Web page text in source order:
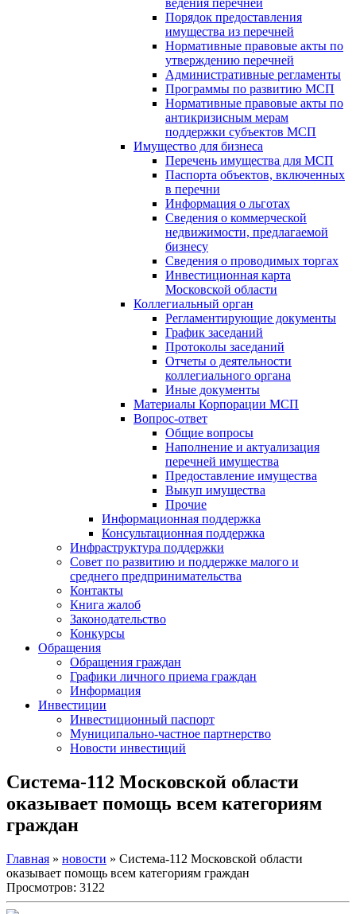
Порядок предоставления
имущества из перечней
Нормативные правовые акты по
утверждению перечней
Административные регламенты
Программы по развитию МСП
Нормативные правовые акты по
антикризисным мерам
поддержки субъектов МСП
Имущество для бизнеса
Перечень имущества для МСП
Паспорта объектов, включенных
в перечни
Информация о льготах
Сведения о коммерческой
недвижимости, предлагаемой
бизнесу
Сведения о проводимых торгах
Инвестиционная карта
Московской области
Коллегиальный орган
Регламентирующие документы
График заседаний
Протоколы заседаний
Отчеты о деятельности
коллегиального органа
Иные документы
Материалы Корпорации МСП
Вопрос-ответ
Общие вопросы
Наполнение и актуализация
перечней имущества
Предоставление имущества
Выкуп имущества
Прочие
Информационная поддержка
Консультационная поддержка
Инфраструктура поддержки
Совет по развитию и поддержке малого и
среднего предпринимательства
Контакты
Книга жалоб
Законодательство
Конкурсы
Обращения
Обращения граждан
Графики личного приема граждан
Информация
Инвестиции
Инвестиционный паспорт
Муниципально-частное партнерство
Новости инвестиций
Система-112 Московской области
оказывает помощь всем категориям
граждан
Главная » новости » Система-112 Московской области
оказывает помощь всем категориям граждан
Просмотров: 3122